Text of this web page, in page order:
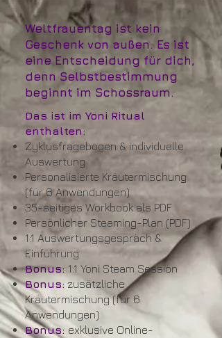
Weltfrauentag ist kein
Geschenk von außen. Es ist
eine Entscheidung für dich,
denn Selbstbestimmung
beginnt im Schossraum.
Das ist im Yoni Ritual
enthalten:
Zyklusfragebogen & individuelle
Auswertung
Personalisierte Kräutermischung
(für 6 Anwendungen)
35-seitiges Workbook als PDF
Persönlicher Steaming-Plan (PDF)
1:1 Auswertungsgespräch &
Einführung
Bonus: 1:1 Yoni Steam Session
Bonus: zusätzliche
Kräutermischung (für 6
Anwendungen)
Bonus: exklusive Online-